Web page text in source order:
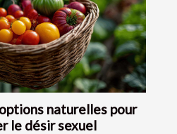
naturelles pour
le désir sexuel